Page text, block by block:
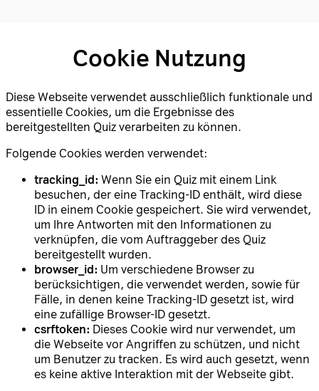
Cookie Nutzung
Diese Webseite verwendet ausschließlich funktionale und
essentielle Cookies, um die Ergebnisse des
bereitgestellten Quiz verarbeiten zu können.
Folgende Cookies werden verwendet:
tracking_id: Wenn Sie ein Quiz mit einem Link
besuchen, der eine Tracking-ID enthält, wird diese
ID in einem Cookie gespeichert. Sie wird verwendet,
um Ihre Antworten mit den Informationen zu
verknüpfen, die vom Auftraggeber des Quiz
bereitgestellt wurden.
browser_id: Um verschiedene Browser zu
berücksichtigen, die verwendet werden, sowie für
Fälle, in denen keine Tracking-ID gesetzt ist, wird
eine zufällige Browser-ID gesetzt.
csrftoken: Dieses Cookie wird nur verwendet, um
die Webseite vor Angriffen zu schützen, und nicht
um Benutzer zu tracken. Es wird auch gesetzt, wenn
es keine aktive Interaktion mit der Webseite gibt.